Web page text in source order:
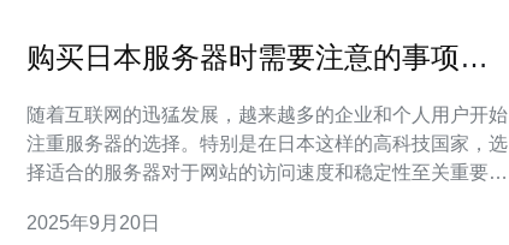
购买日本服务器时需要注意的事项与
随着互联网的迅猛发展，越来越多的企业和个人用户开始
注重服务器的选择。特别是在日本这样的高科技国家，选
择适合的服务器对于网站的访问速度和稳定性至关重要。
巧，帮助您做出明智的选择。 首先，在选择日本服务器
2025年9月20日